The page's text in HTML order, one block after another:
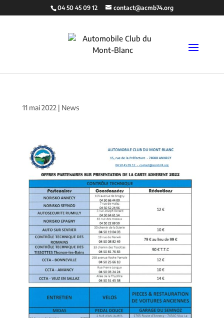
04 50 45 09 12 contact@acmb74.org
11 mai 2022| News